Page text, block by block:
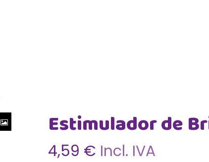
Estimulador de
4,59 € Incl. IVA